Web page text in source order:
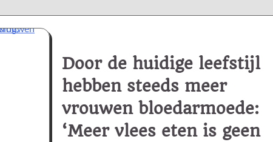
Door de huidige leefstijl
hebben steeds meer
vrouwen bloedarmoede:
‘Meer vlees eten is geen